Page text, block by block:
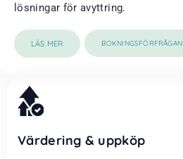
lösningar för avyttring.
LÄS MER BOKNINGSFÖRFRÅGAN
Värdering & uppköp